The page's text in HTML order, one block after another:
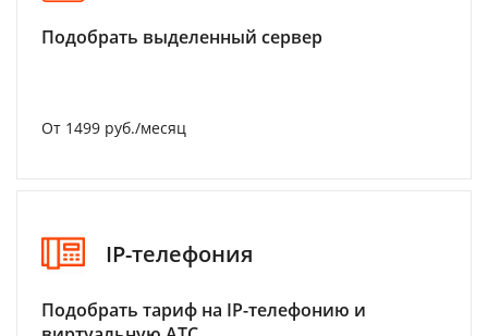
Подобрать выделенный сервер
От 1499 руб./месяц
IP-телефония
Подобрать тариф на IP-телефонию и